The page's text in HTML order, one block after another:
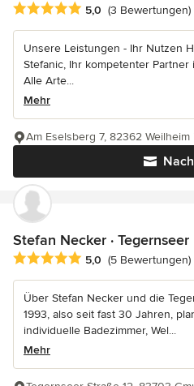
Durchschnittliche Bewertung: 5
5,0 (3 Bewertungen)
Unsere Leistungen - Ihr Nutzen
Stefanic, Ihr kompetenter Partner
Alle Arte...
Mehr
Am Eselsberg 7, 82362 Weilheim
Stefan Necker ·
Durchschnittliche Bewertung: 5
5,0 (5 Bewertungen)
Über Stefan Necker und die
1993, also seit fast 30 Jahren,
individuelle Badezimmer, Wel...
Mehr